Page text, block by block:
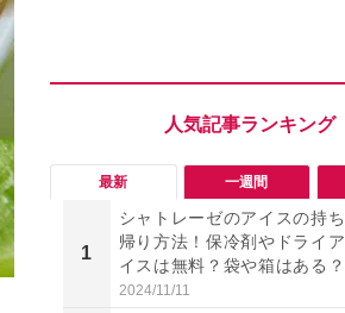
最新 一週間
1
シャトレーゼのアイスの持ち
帰り方法！保冷剤やドライア
イスは無料？袋や箱はある？
2024/11/11